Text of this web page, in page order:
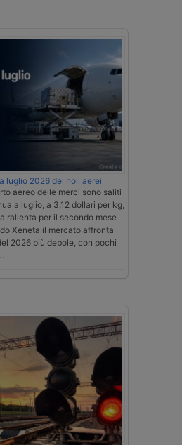
luglio 2026 dei noli aerei
aereo delle merci sono saliti
a luglio, a 3,12 dollari per kg,
rallenta per il secondo mese
Xeneta il mercato affronta
2026 più debole, con pochi